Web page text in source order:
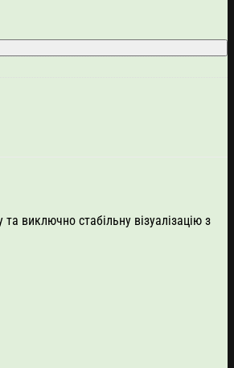
виключно стабільну візуалізацію з